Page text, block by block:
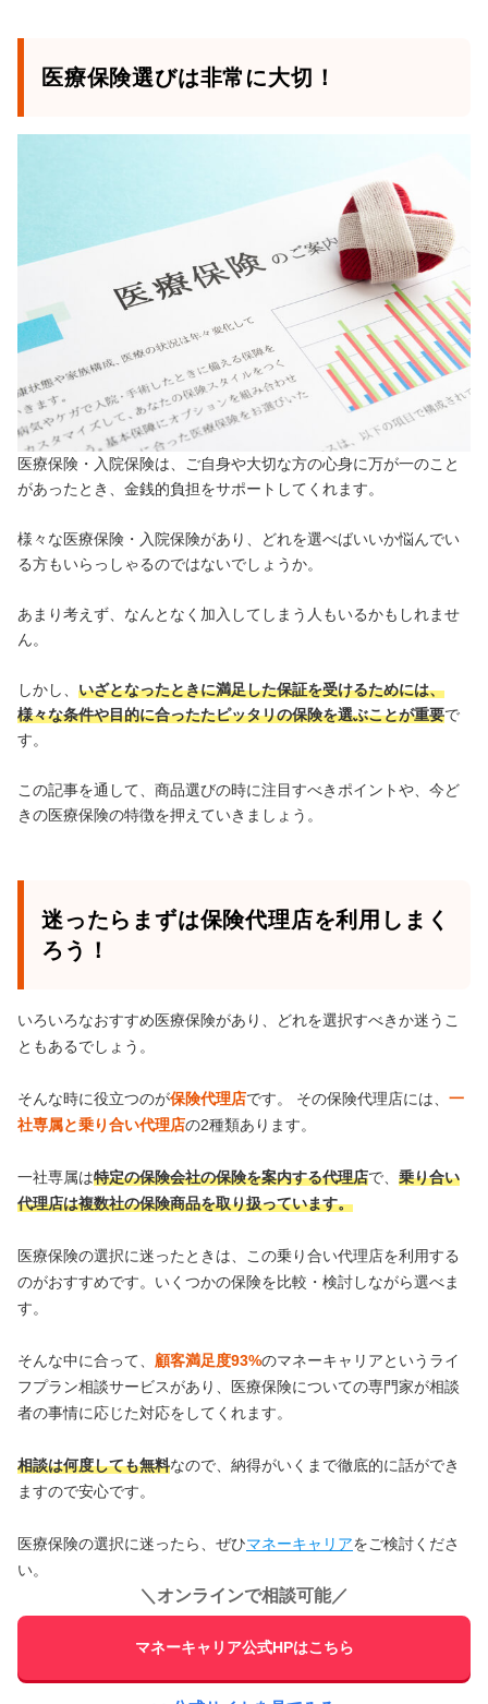
医療保険選びは非常に大切！
医療保険・入院保険は、ご自身や大切な方の心身に万が一のこと
があったとき、金銭的負担をサポートしてくれます。
様々な医療保険・入院保険があり、どれを選べばいいか悩んでい
る方もいらっしゃるのではないでしょうか。
あまり考えず、なんとなく加入してしまう人もいるかもしれませ
ん。
しかし、 いざとなったときに満足した保証を受けるためには、
様々な条件や目的に合ったたピッタリの保険を選ぶことが重要で
す。
この記事を通して、商品選びの時に注目すべきポイントや、今ど
きの医療保険の特徴を押えていきましょう。
迷ったらまずは保険代理店を利用しまく
ろう！
いろいろなおすすめ医療保険があり、どれを選択すべきか迷うこ
ともあるでしょう。
そんな時に役立つのが保険代理店です。 その保険代理店には、 一
社専属と乗り合い代理店の2種類あります。
一社専属は特定の保険会社の保険を案内する代理店で、 乗り合い
代理店は複数社の保険商品を取り扱っています。
医療保険の選択に迷ったときは、この乗り合い代理店を利用する
のがおすすめです。いくつかの保険を比較・検討しながら選べま
す。
そんな中に合って、 顧客満足度93%のマネーキャリアというライ
フプラン相談サービスがあり、医療保険についての専門家が相談
者の事情に応じた対応をしてくれます。
相談は何度しても無料なので、納得がいくまで徹底的に話ができ
ますので安心です。
医療保険の選択に迷ったら、ぜひマネーキャリアをご検討くださ
い。
＼ オンラインで相談可能／
マネーキャリア公式HPはこちら